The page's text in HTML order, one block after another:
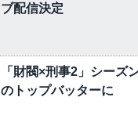
ブ配信決定
「財閥×刑事2」シー
のトップバッターに